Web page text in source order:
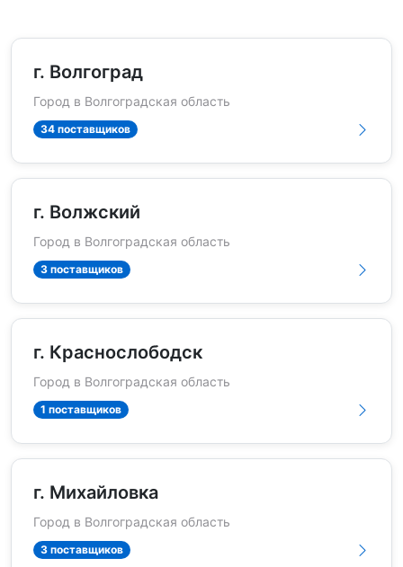
г. Волгоград
Город в Волгоградская область
34 поставщиков
г. Волжский
Город в Волгоградская область
3 поставщиков
г. Краснослободск
Город в Волгоградская область
1 поставщиков
г. Михайловка
Город в Волгоградская область
3 поставщиков